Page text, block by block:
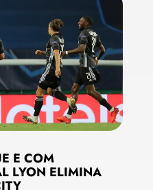
E COM
LYON ELIMINA